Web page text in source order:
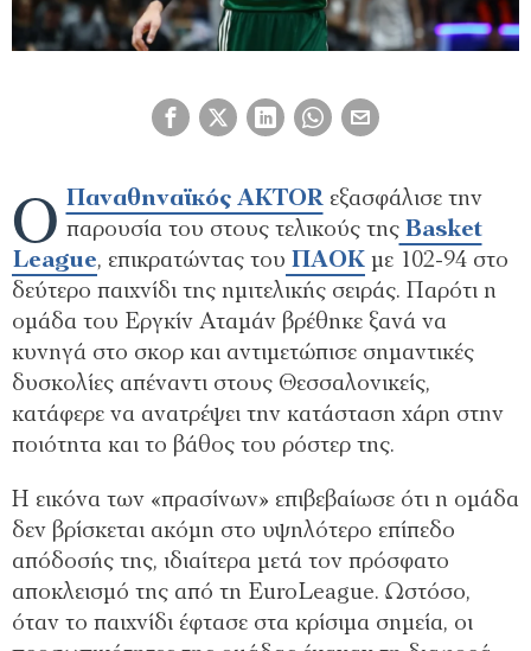
Ο Παναθηναϊκός AKTORεξασφάλισε την
παρουσία του στους τελικούς τηςBasket
League, επικρατώντας του ΠΑΟΚ με 102-94 στο
δεύτερο παιχνίδι της ημιτελικής σειράς. Παρότι η
ομάδα του Εργκίν Αταμάν βρέθηκε ξανά να
κυνηγά στο σκορ και αντιμετώπισε σημαντικές
δυσκολίες απέναντι στους Θεσσαλονικείς,
κατάφερε να ανατρέψει την κατάσταση χάρη στην
ποιότητα και το βάθος του ρόστερ της.
Η εικόνα των «πρασίνων» επιβεβαίωσε ότι η ομάδα
δεν βρίσκεται ακόμη στο υψηλότερο επίπεδο
απόδοσής της, ιδιαίτερα μετά τον πρόσφατο
αποκλεισμό της από τη EuroLeague. Ωστόσο,
όταν το παιχνίδι έφτασε στα κρίσιμα σημεία, οι